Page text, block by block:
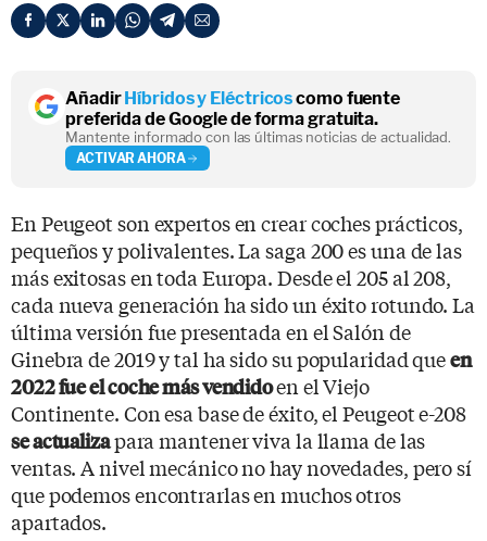
AñadirHíbridos y Eléctricoscomo fuente
preferida de Google de forma gratuita.
Mantente informado con las últimas noticias de actualidad.
ACTIVAR AHORA
En Peugeot son expertos en crear coches prácticos,
pequeños y polivalentes. La saga 200 es una de las
más exitosas en toda Europa. Desde el 205 al 208,
cada nueva generación ha sido un éxito rotundo. La
última versión fue presentada en el Salón de
Ginebra de 2019 y tal ha sido su popularidad queen
2022 fue el coche más vendidoen el Viejo
Continente. Con esa base de éxito, el Peugeot e-208
se actualizapara mantener viva la llama de las
ventas. A nivel mecánico no hay novedades, pero sí
que podemos encontrarlas en muchos otros
apartados.